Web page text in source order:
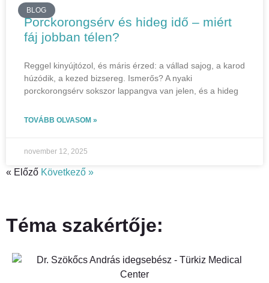
BLOG
Porckorongsérv és hideg idő – miért
fáj jobban télen?
Reggel kinyújtózol, és máris érzed: a vállad sajog, a karod
húzódik, a kezed bizsereg. Ismerős? A nyaki
porckorongsérv sokszor lappangva van jelen, és a hideg
TOVÁBB OLVASOM »
november 12, 2025
« Előző Következő »
Téma szakértője: